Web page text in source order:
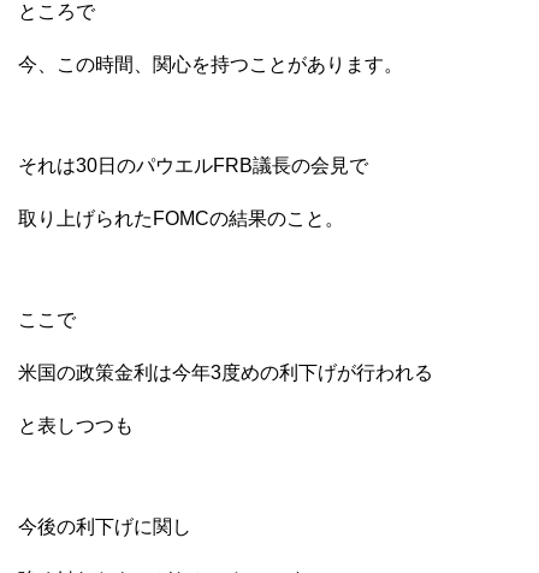
ところで
今、この時間、関心を持つことがあります。
それは30日のパウエルFRB議長の会見で
取り上げられたFOMCの結果のこと。
ここで
米国の政策金利は今年3度めの利下げが行われる
と表しつつも
今後の利下げに関し